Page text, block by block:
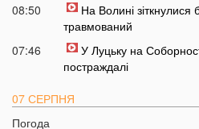
08:50
На Волині зіткнулися
травмований
07:46
У Луцьку на
постраждалі
07 СЕРПНЯ
Погода